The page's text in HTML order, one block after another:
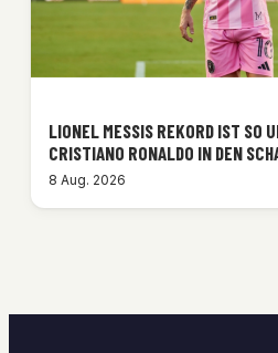
LIONEL MESSIS REKORD IST SO
CRISTIANO RONALDO IN DEN
8 Aug. 2026